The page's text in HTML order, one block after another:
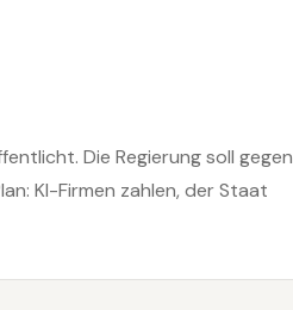
Die Regierung soll gegen
KI-Firmen zahlen, der Staat